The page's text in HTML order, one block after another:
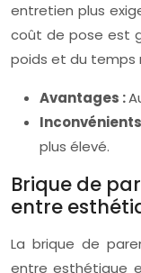
entretien plus
coût de pose est
poids et du temps
Avantages :
plus élevé.
Brique de
entre
La brique de
entre esthétique